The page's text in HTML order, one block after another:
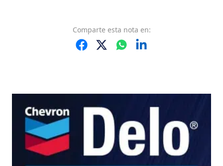
Comparte esta nota en: